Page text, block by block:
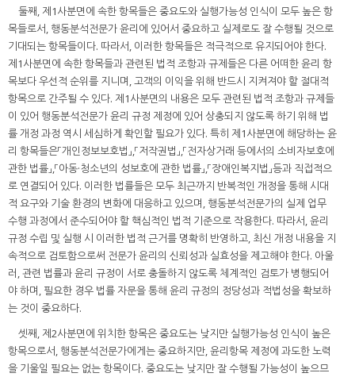
둘째, 제1사분면에 속한 항목들은 중요도와 실행가능성 인식이 모두 높은 항
목들로서, 행동분석전문가 윤리에 있어서 중요하고 실제로도 잘 수행될 것으로
기대되는 항목들이다. 따라서, 이러한 항목들은 적극적으로 유지되어야 한다.
제1사분면에 속한 항목들과 관련된 법적 조항과 규제들은 다른 어떠한 윤리 항
목보다 우선적 순위를 지니며, 고객의 이익을 위해 반드시 지켜져야 할 절대적
항목으로 간주될 수 있다. 제1사분면의 내용은 모두 관련된 법적 조항과 규제들
이 있어 행동분석전문가 윤리 규정 제정에 있어 상충되지 않도록 하기 위해 법
률 개정 과정 역시 세심하게 확인할 필요가 있다. 특히 제1사분면에 해당하는 윤
리 항목들은「개인정보보호법」,「저작권법」,「전자상거래 등에서의 소비자보호에
관한 법률」,「아동·청소년의 성보호에 관한 법률」,「장애인복지법」등과 직접적으
로 연결되어 있다. 이러한 법률들은 모두 최근까지 반복적인 개정을 통해 시대
적 요구와 기술 환경의 변화에 대응하고 있으며, 행동분석전문가의 실제 업무
수행 과정에서 준수되어야 할 핵심적인 법적 기준으로 작용한다. 따라서, 윤리
규정 수립 및 실행 시 이러한 법적 근거를 명확히 반영하고, 최신 개정 내용을 지
속적으로 검토함으로써 전문가 윤리의 신뢰성과 실효성을 제고해야 한다. 아울
러, 관련 법률과 윤리 규정이 서로 충돌하지 않도록 체계적인 검토가 병행되어
야 하며, 필요한 경우 법률 자문을 통해 윤리 규정의 정당성과 적법성을 확보하
는 것이 중요하다.
셋째, 제2사분면에 위치한 항목은 중요도는 낮지만 실행가능성 인식이 높은
항목으로서, 행동분석전문가에게는 중요하지만, 윤리항목 제정에 과도한 노력
을 기울일 필요는 없는 항목이다. 중요도는 낮지만 잘 수행될 가능성이 높으므